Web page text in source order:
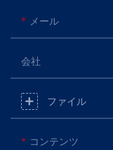
メール
会社
ファイル
コンテンツ